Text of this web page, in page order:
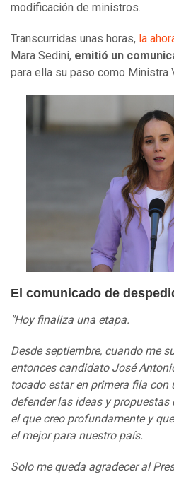
modificación de ministros.
Transcurridas unas horas, la
Mara Sedini, emitió un
para ella su paso como Ministra
El comunicado de
"Hoy finaliza una etapa.
Desde septiembre, cuando me
entonces candidato José
tocado estar en primera fila con
defender las ideas y
el que creo profundamente y
el mejor para nuestro país.
Solo me queda agradecer al